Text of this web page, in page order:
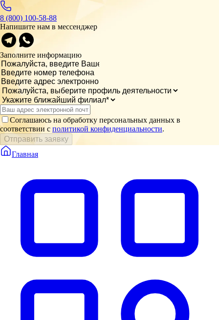
8 (800) 100-58-88
Напишите нам в мессенджер
Заполните информацию
Соглашаюсь на обработку персональных данных в
соответствии с политикой конфиденциальности.
Отправить заявку
Главная